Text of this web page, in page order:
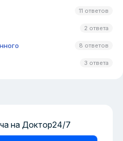
11 ответов
2 ответа
8 ответов
3 ответа
на Доктор24/7